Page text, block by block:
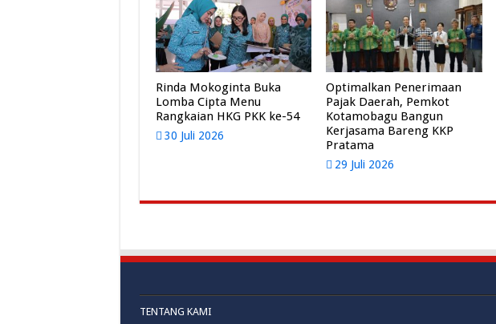
Rinda Mokoginta Buka
Lomba Cipta Menu
Rangkaian HKG PKK ke-54
30 Juli 2026
Optimalkan Penerimaan
Pajak Daerah, Pemkot
Kotamobagu Bangun
Kerjasama Bareng KKP
Pratama
29 Juli 2026
TENTANG KAMI